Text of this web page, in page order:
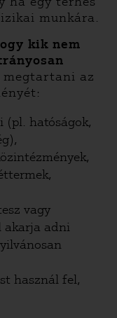
munkára.
kik nem
megtartani az
(pl. hatóságok,
vagy
akarja adni
használ fel,